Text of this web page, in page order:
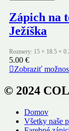
Zápich na
Ježíška
Rozmery: 15 × 18.5 ×
5.00 €
Zobraziť
© 2024
Domov
Všetky naše